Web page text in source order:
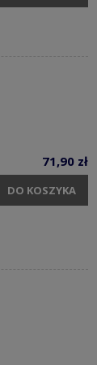
71,90 zł
DO KOSZYKA